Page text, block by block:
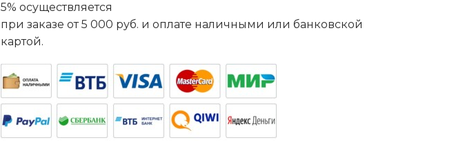
5% осуществляется
при заказе от 5 000 руб. и оплате наличными или банковской
картой.